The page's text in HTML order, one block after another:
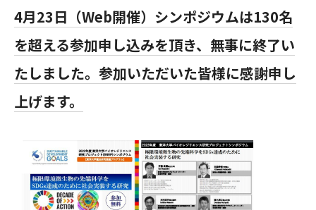
4月23日（Web開催）シンポジウムは130名
を超える参加申し込みを頂き、無事に終了い
たしました。参加いただいた皆様に感謝申し
上げます。